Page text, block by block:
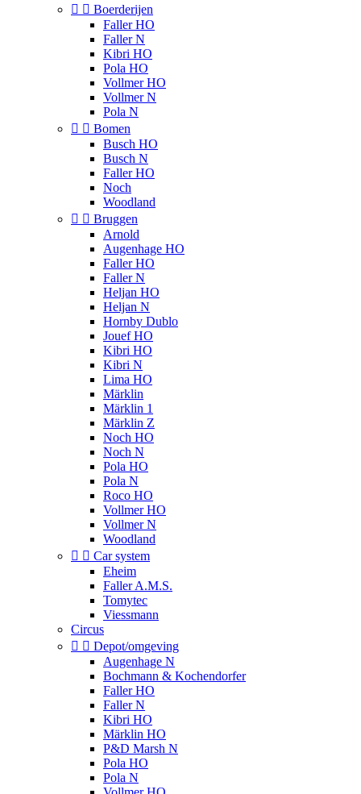
  Boerderijen
Faller HO
Faller N
Kibri HO
Pola HO
Vollmer HO
Vollmer N
Pola N
  Bomen
Busch HO
Busch N
Faller HO
Noch
Woodland
  Bruggen
Arnold
Augenhage HO
Faller HO
Faller N
Heljan HO
Heljan N
Hornby Dublo
Jouef HO
Kibri HO
Kibri N
Lima HO
Märklin
Märklin 1
Märklin Z
Noch HO
Noch N
Pola HO
Pola N
Roco HO
Vollmer HO
Vollmer N
Woodland
  Car system
Eheim
Faller A.M.S.
Tomytec
Viessmann
Circus
  Depot/omgeving
Augenhage N
Bochmann & Kochendorfer
Faller HO
Faller N
Kibri HO
Märklin HO
P&D Marsh N
Pola HO
Pola N